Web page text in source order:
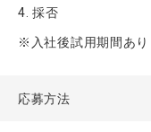
4. 採否
※入社後試用期間あり
応募方法